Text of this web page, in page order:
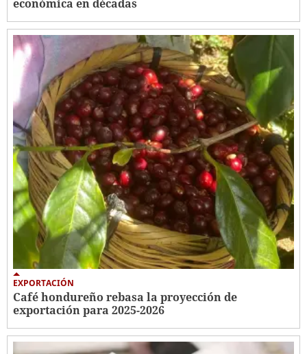
económica en décadas
EXPORTACIÓN
Café hondureño rebasa la proyección de
exportación para 2025-2026